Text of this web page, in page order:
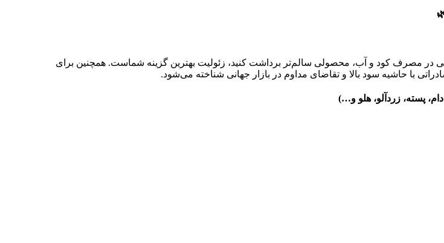
در مصرف کود و آب، محصولی سالم‌تر برداشت کنید، زئولیت بهترین گزینه شماست. همچنین برای
با حاشیه سود بالا و تقاضای مداوم در بازار جهانی شناخته می‌شود.
پسته، زردآلو، هلو و…)